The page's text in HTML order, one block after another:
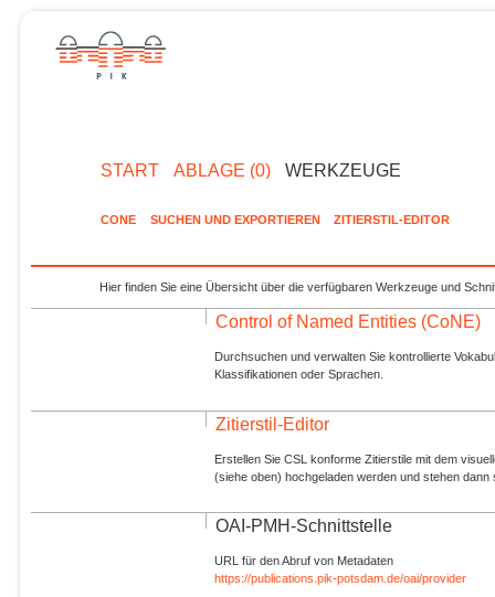
START ABLAGE (0) WERKZEUGE
CONE SUCHEN UND EXPORTIEREN ZITIERSTIL-EDITOR
Hier finden Sie eine Übersicht über die verfügbaren Werkzeuge und
Control of Named Entities (CoNE)
Durchsuchen und verwalten Sie kontrollierte
Klassifikationen oder Sprachen.
Zitierstil-Editor
Erstellen Sie CSL konforme Zitierstile mit dem
(siehe oben) hochgeladen werden und stehen dann
OAI-PMH-Schnittstelle
URL für den Abruf von Metadaten
https://publications.pik-potsdam.de/oai/provider